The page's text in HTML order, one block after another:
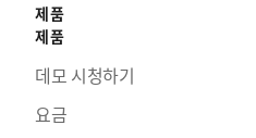
제품
제품
데모 시청하기
요금